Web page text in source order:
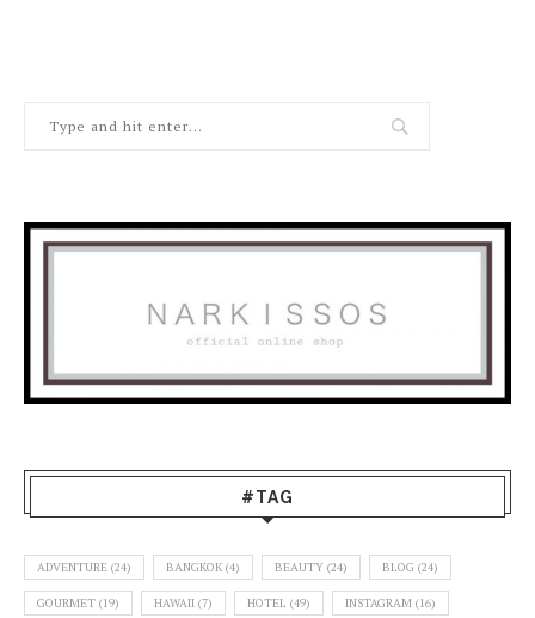
#TAG
ADVENTURE (24) BANGKOK (4) BEAUTY (24) BLOG (24)
GOURMET (19) HAWAII (7) HOTEL (49) INSTAGRAM (16)